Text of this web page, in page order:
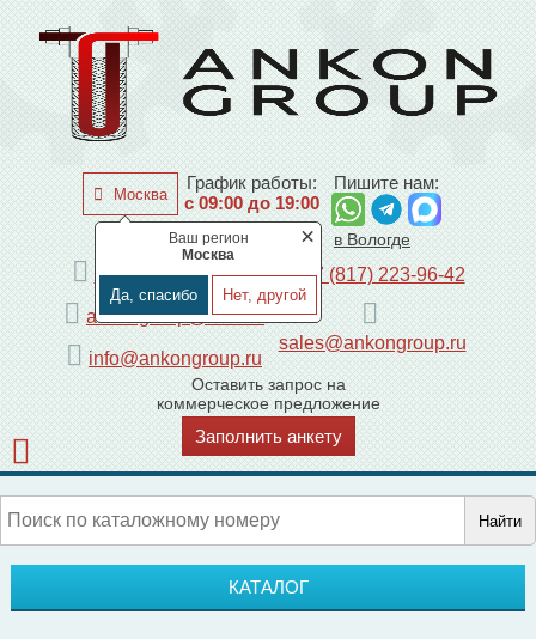
Москва
×
Ваш регион
Москва
Да, спасибо Нет, другой
График работы:
с 09:00 до 19:00
Пишите нам:
по Москве
+7 (495) 225-44-08
ankongroup@mail.ru
info@ankongroup.ru
в Вологде
+7 (817) 223-96-42
sales@ankongroup.ru
Оставить запрос на
коммерческое предложение
Заполнить анкету
Найти
КАТАЛОГ